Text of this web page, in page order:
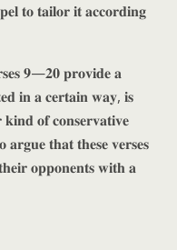
𝐭𝐨 𝐭𝐚𝐢𝐥𝐨𝐫 𝐢𝐭 𝐚𝐜𝐜𝐨𝐫𝐝𝐢𝐧𝐠
𝟗—𝟐𝟎 𝐩𝐫𝐨𝐯𝐢𝐝𝐞 𝐚
𝐢𝐧 𝐚 𝐜𝐞𝐫𝐭𝐚𝐢𝐧 𝐰𝐚𝐲, 𝐢𝐬
𝐨𝐟 𝐜𝐨𝐧𝐬𝐞𝐫𝐯𝐚𝐭𝐢𝐯𝐞
𝐚𝐫𝐠𝐮𝐞 𝐭𝐡𝐚𝐭 𝐭𝐡𝐞𝐬𝐞 𝐯𝐞𝐫𝐬𝐞𝐬
𝐨𝐩𝐩𝐨𝐧𝐞𝐧𝐭𝐬 𝐰𝐢𝐭𝐡 𝐚